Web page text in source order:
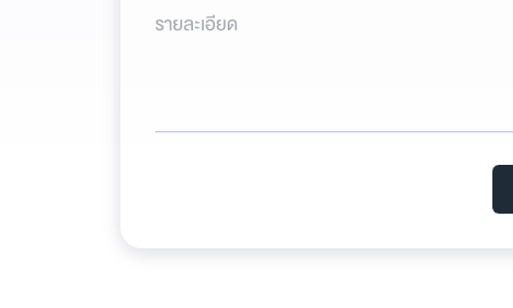
รายละเอียด